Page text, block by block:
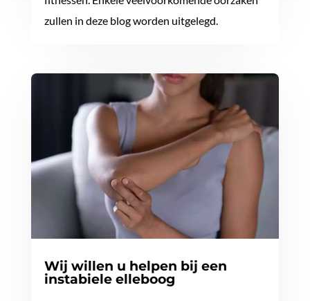
zullen in deze blog worden uitgelegd.
Wij willen u helpen bij een
instabiele elleboog